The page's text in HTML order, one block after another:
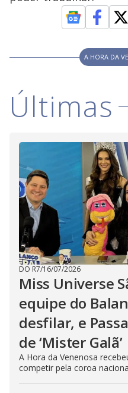
i
A HORA DA
Últimas
DO R7/16/07/2026
Miss Universe
equipe do
desfilar, e
de ‘Mister Galã’
A Hora da Venenosa
competir pela coroa